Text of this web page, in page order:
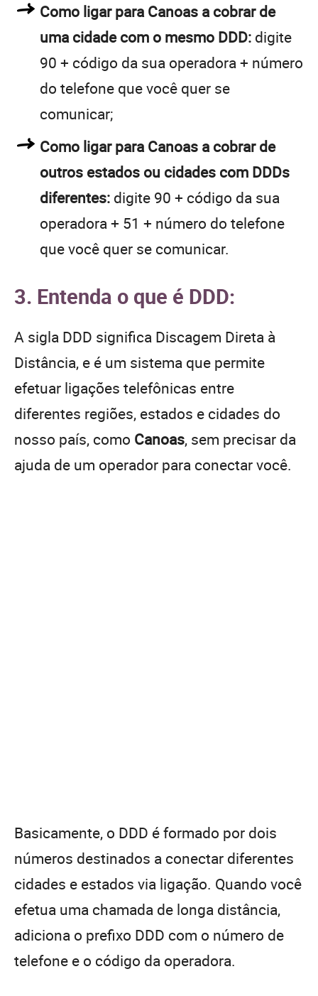
Como ligar para Canoas a cobrar de
uma cidade com o mesmo DDD: digite
90 + código da sua operadora + número
do telefone que você quer se
comunicar;
Como ligar para Canoas a cobrar de
outros estados ou cidades com DDDs
diferentes: digite 90 + código da sua
operadora + 51 + número do telefone
que você quer se comunicar.
3. Entenda o que é DDD:
A sigla DDD significa Discagem Direta à
Distância, e é um sistema que permite
efetuar ligações telefônicas entre
diferentes regiões, estados e cidades do
nosso país, como Canoas, sem precisar da
ajuda de um operador para conectar você.
Basicamente, o DDD é formado por dois
números destinados a conectar diferentes
cidades e estados via ligação. Quando você
efetua uma chamada de longa distância,
adiciona o prefixo DDD com o número de
telefone e o código da operadora.